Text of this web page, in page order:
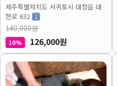
제주특별자치도 서귀포시 대정읍 대
한로 632 1
140,000원
10% 126,000원